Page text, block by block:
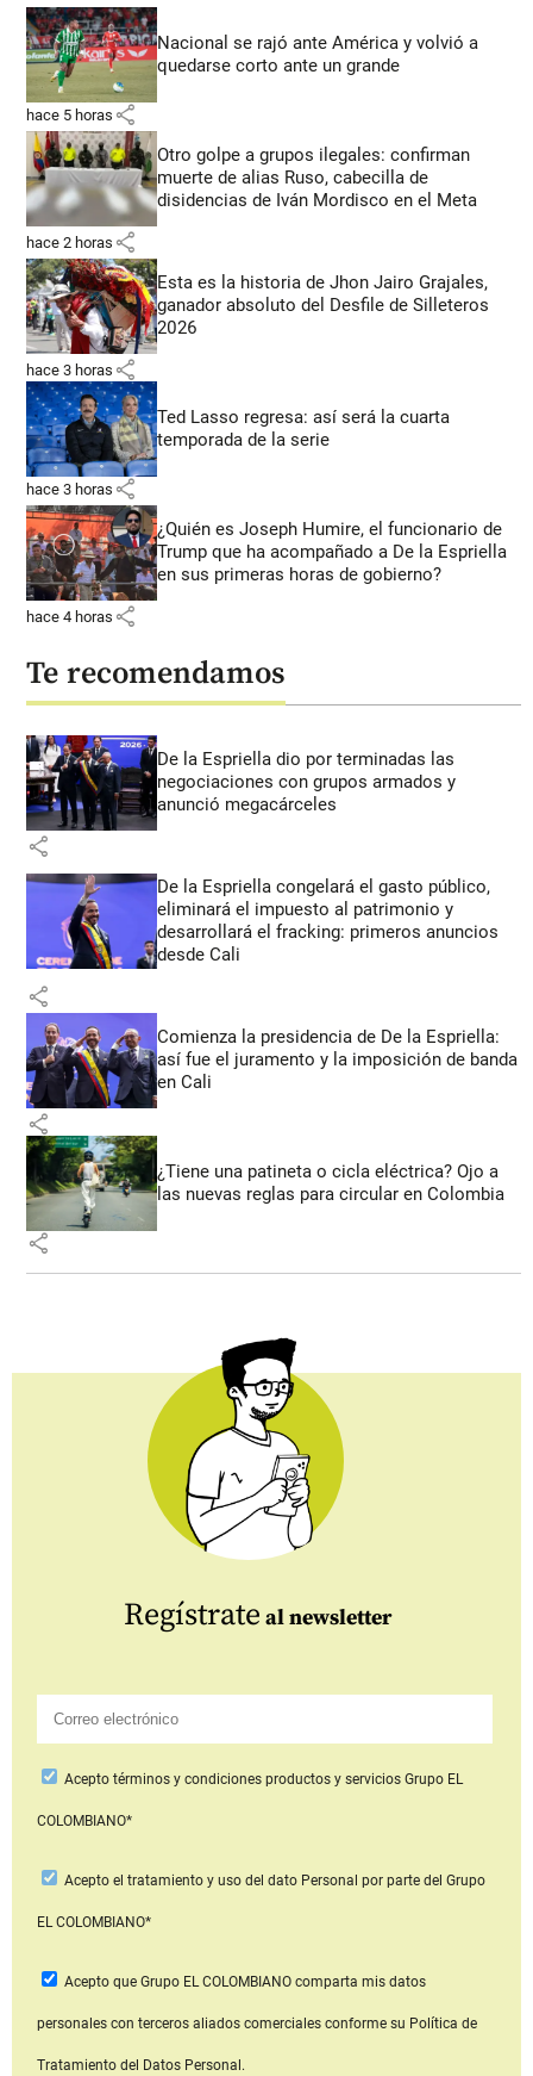
Nacional se rajó ante América y volvió a
quedarse corto ante un grande
hace 5 horas share
Otro golpe a grupos ilegales: confirman
muerte de alias Ruso, cabecilla de
disidencias de Iván Mordisco en el Meta
hace 2 horas share
Esta es la historia de Jhon Jairo Grajales,
ganador absoluto del Desfile de Silleteros
2026
hace 3 horas share
Ted Lasso regresa: así será la cuarta
temporada de la serie
hace 3 horas share
¿Quién es Joseph Humire, el funcionario de
Trump que ha acompañado a De la Espriella
en sus primeras horas de gobierno?
hace 4 horas share
Te recomendamos
De la Espriella dio por terminadas las
negociaciones con grupos armados y
anunció megacárceles
share
De la Espriella congelará el gasto público,
eliminará el impuesto al patrimonio y
desarrollará el fracking: primeros anuncios
desde Cali
share
Comienza la presidencia de De la Espriella:
así fue el juramento y la imposición de banda
en Cali
share
¿Tiene una patineta o cicla eléctrica? Ojo a
las nuevas reglas para circular en Colombia
share
Regístrate al newsletter
Aceptotérminos y condiciones productos y serviciosGrupo EL
COLOMBIANO*
Acepto el tratamiento y uso del dato Personal por parte del Grupo
EL COLOMBIANO*
Acepto que Grupo EL COLOMBIANOcomparta mis datos
personales con terceros aliados comerciales conforme su Política de
Tratamiento del Datos Personal.